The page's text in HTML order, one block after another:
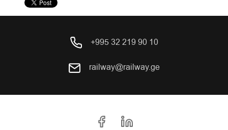
+995 32 219 90 10
railway@railway.ge